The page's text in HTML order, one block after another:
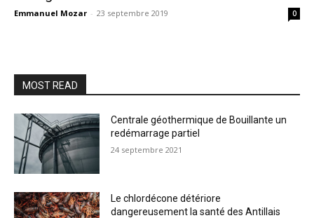
Emmanuel Mozar - 23 septembre 2019 0
MOST READ
Centrale géothermique de Bouillante un
redémarrage partiel
24 septembre 2021
Le chlordécone détériore
dangereusement la santé des Antillais